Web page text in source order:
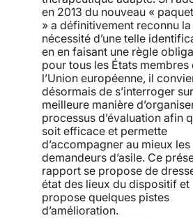
en 2013 du nouveau «
» a définitivement reconnu la
nécessité d’une telle
en en faisant une règle
pour tous les États membres
l’Union européenne, il
désormais de s’interroger
meilleure manière
processus d’évaluation afin
soit efficace et permette
d’accompagner au mieux les
demandeurs d’asile. Ce
rapport se propose de
état des lieux du dispositif et
propose quelques pistes
d’amélioration.